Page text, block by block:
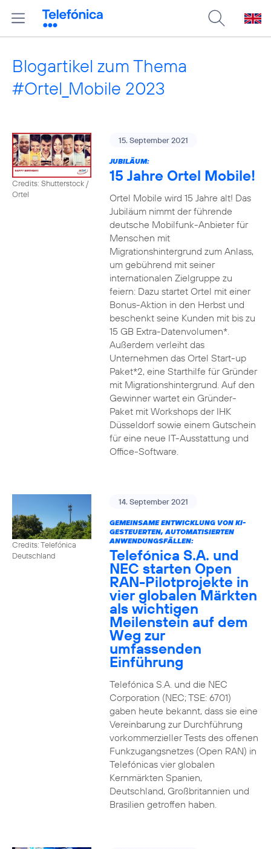
Blogartikel zum Thema
#Ortel_Mobile 2023
Credits: Shutterstock /
Ortel
15. September 2021
JUBILÄUM:
15 Jahre Ortel Mobile!
Ortel Mobile wird 15 Jahre alt! Das
Jubiläum nimmt der führende
deutsche Mobilfunk-Anbieter für
Menschen mit
Migrationshintergrund zum Anlass,
um gebührend mit seiner
internationalen Zielgruppe zu
feiern: Dazu startet Ortel mit einer
Bonus-Aktion in den Herbst und
beschenkt seine Kunden mit bis zu
15 GB Extra-Datenvolumen*.
Außerdem verleiht das
Unternehmen das Ortel Start-up
Paket*2, eine Starthilfe für Gründer
mit Migrationshintergrund. Auf den
Gewinner wartet ein Gründer-
Paket mit Workshops der IHK
Düsseldorf sowie einem Gutschein
für eine neue IT-Ausstattung und
Office-Software.
Credits: Telefónica
Deutschland
14. September 2021
GEMEINSAME ENTWICKLUNG VON KI-
GESTEUERTEN, AUTOMATISIERTEN
ANWENDUNGSFÄLLEN:
Telefónica S.A. und
NEC starten Open
RAN-Pilotprojekte in
vier globalen Märkten
als wichtigen
Meilenstein auf dem
Weg zur
umfassenden
Einführung
Telefónica S.A. und die NEC
Corporation (NEC; TSE: 6701)
gaben heute bekannt, dass sie eine
Vereinbarung zur Durchführung
vorkommerzieller Tests des offenen
Funkzugangsnetzes (Open RAN) in
Telefónicas vier globalen
Kernmärkten Spanien,
Deutschland, Großbritannien und
Brasilien getroffen haben.